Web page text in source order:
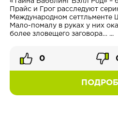
Прайс и Грог расследуют
Международном сеттльменте
Мало-помалу в руках у них
более зловещего заговора… ...
0